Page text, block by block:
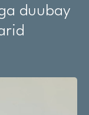
duubay